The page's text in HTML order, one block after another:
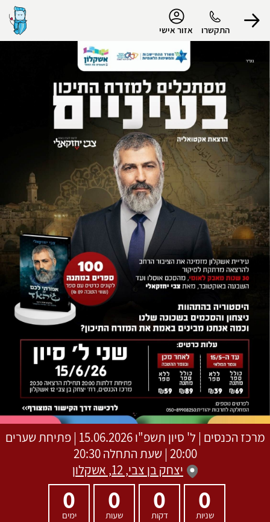
התקשרו אזור אישי
הפרופיל שלי
התנתק
מרכז הכנסים | ל' סיון תשפ"ו
15.06.2026 | פתיחת שערים
20:00 | שעת התחלה 20:30
יצחק בן צבי, 12, אשקלון
0
שניות
0
דקות
0
שעות
0
ימים